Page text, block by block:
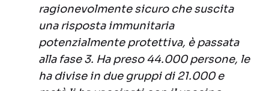
ragionevolmente sicuro che suscita
una risposta immunitaria
potenzialmente protettiva, è passata
alla fase 3. Ha preso 44.000 persone, le
ha divise in due gruppi di 21.000 e